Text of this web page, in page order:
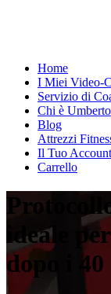
Home
I Miei Video-
Servizio di
Chi è Umberto
Blog
Attrezzi
Il Tuo Account
Carrello
ideale
dopo i 40